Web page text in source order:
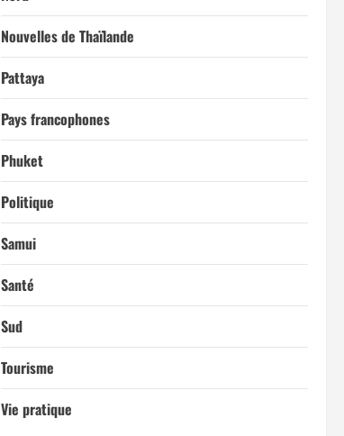
Nouvelles de Thaïlande
Pattaya
Pays francophones
Phuket
Politique
Samui
Santé
Sud
Tourisme
Vie pratique